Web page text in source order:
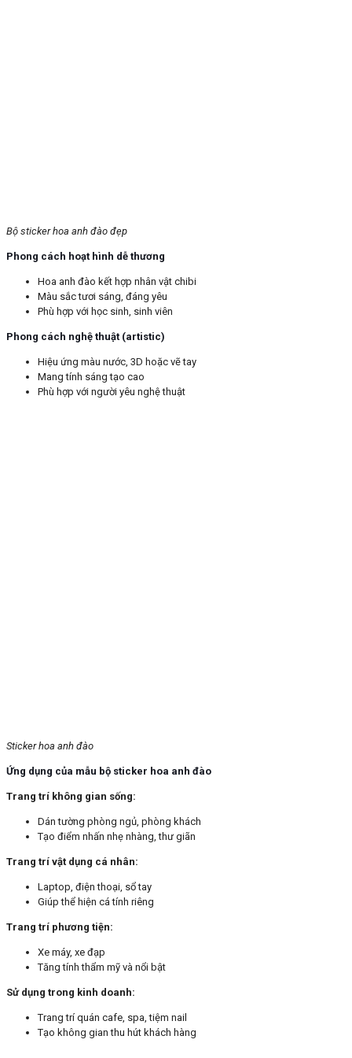
Bộ sticker hoa anh đào đẹp
Phong cách hoạt hình dễ thương
Hoa anh đào kết hợp nhân vật chibi
Màu sắc tươi sáng, đáng yêu
Phù hợp với học sinh, sinh viên
Phong cách nghệ thuật (artistic)
Hiệu ứng màu nước, 3D hoặc vẽ tay
Mang tính sáng tạo cao
Phù hợp với người yêu nghệ thuật
Sticker hoa anh đào
Ứng dụng của mẫu bộ sticker hoa anh đào
Trang trí không gian sống:
Dán tường phòng ngủ, phòng khách
Tạo điểm nhấn nhẹ nhàng, thư giãn
Trang trí vật dụng cá nhân:
Laptop, điện thoại, sổ tay
Giúp thể hiện cá tính riêng
Trang trí phương tiện:
Xe máy, xe đạp
Tăng tính thẩm mỹ và nổi bật
Sử dụng trong kinh doanh:
Trang trí quán cafe, spa, tiệm nail
Tạo không gian thu hút khách hàng